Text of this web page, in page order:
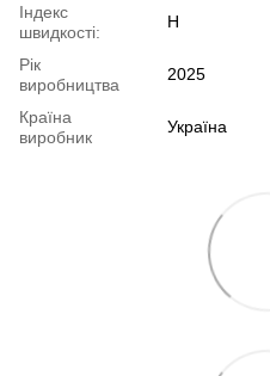
Індекс
швидкості:
H
Рік
виробництва
2025
Країна
виробник
Україна